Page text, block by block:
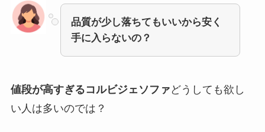
品質が少し落ちてもいいから安く
手に入らないの？
値段が高すぎるコルビジェソファ どうしても欲し
い人は多いのでは？